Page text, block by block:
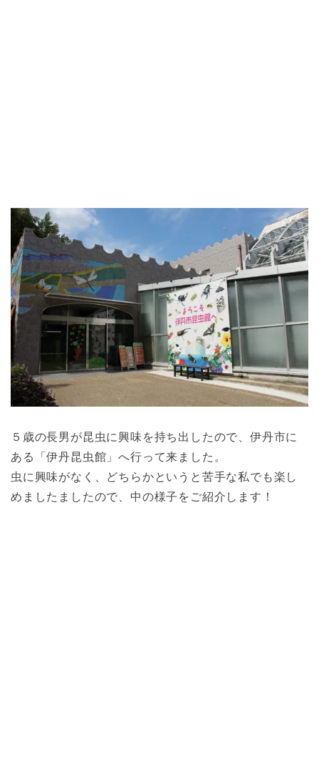
５歳の長男が昆虫に興味を持ち出したので、伊丹市に
ある「伊丹昆虫館」へ行って来ました。
虫に興味がなく、どちらかというと苦手な私でも楽し
めましたましたので、中の様子をご紹介します！